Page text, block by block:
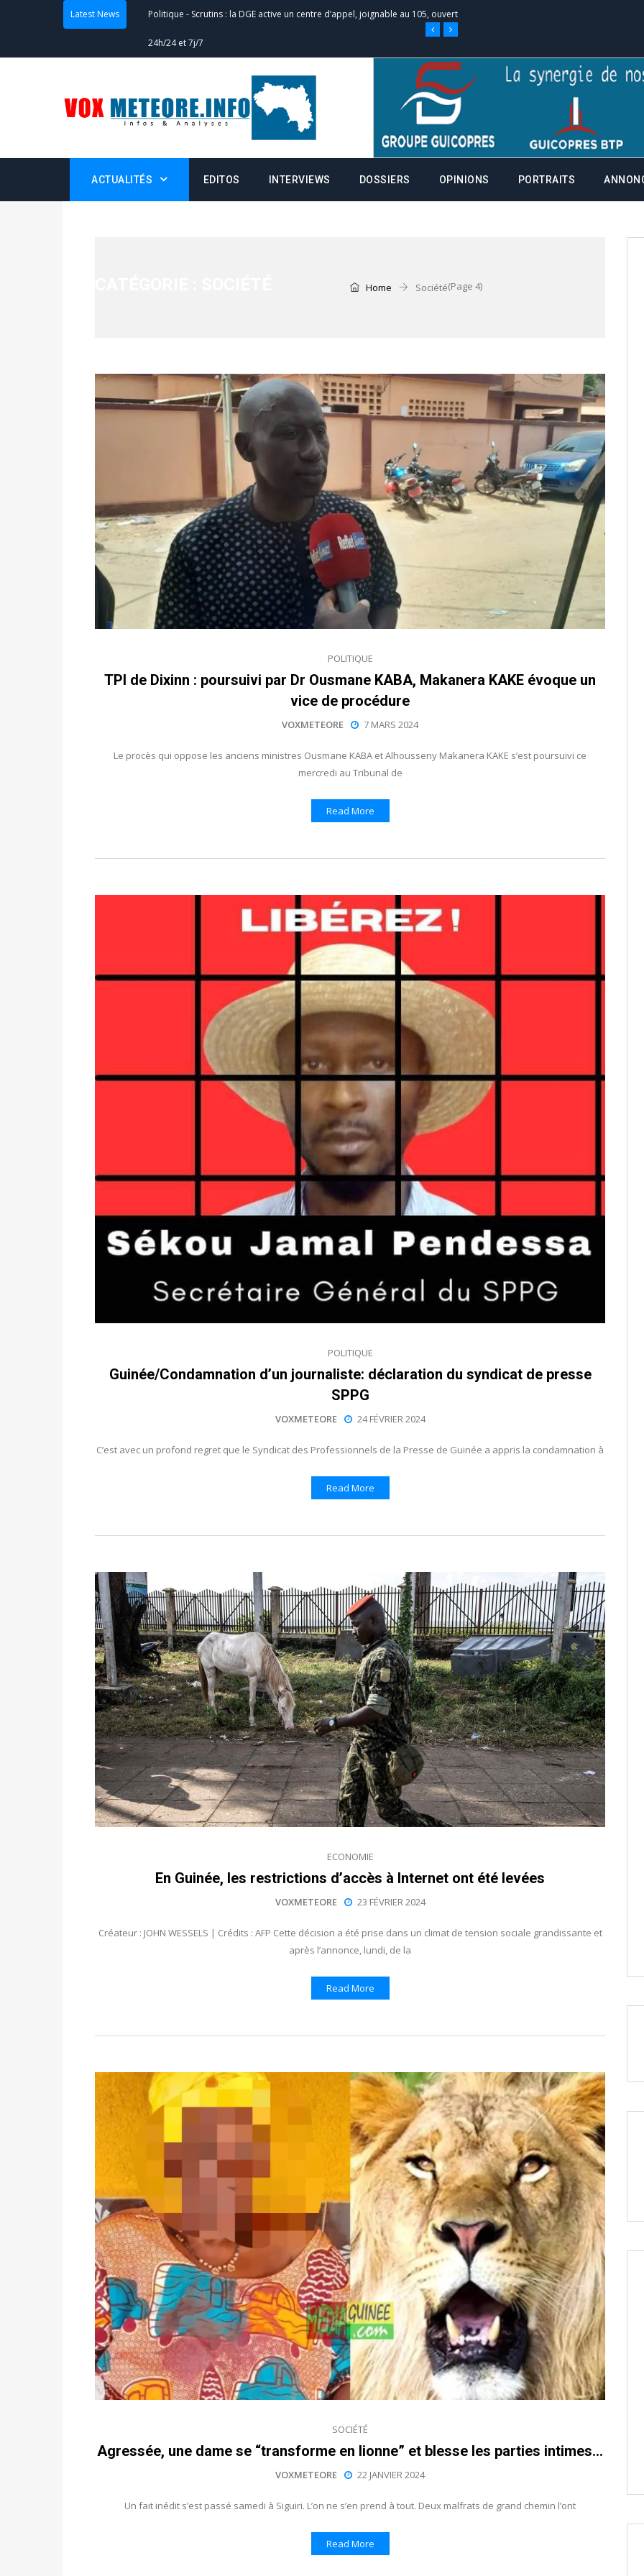
Latest News
Double scrutin du 31 mai : fin des campagnes ce jeudi 28 mai à
Actualités-Communiqué relatif à la délivrance de la fiche de procuration
Convocation des membres des Commissions Administratives de
Centralisation des Votes (CACV) à une prestation de serment et à une
Double scrutin du 31 mai : retrait des cartes d’électeurs possible
avant le 16 mai 2026 à 16h
Politique-Proclamation des résultats globaux provisoires et des
statistiques des législatives et communales : ce 4 juin à 18h
Suite de la publication des résultats partiels des élections de mai
ce 03 juin à 14h
Politique-Suite de la publication des résultats partiels des élections de mai
– mardi 02 juin à 17h
ACTUALITÉS EDITOS INTERVIEWS DOSSIERS OPINIONS PORTRAITS
Home Société(Page 4)
POLITIQUE
TPI de Dixinn : poursuivi par Dr Ousmane KABA, Makanera KAKE évoque un
vice de procédure
VOXMETEORE 7 MARS 2024
Le procès qui oppose les anciens ministres Ousmane KABA et Alhousseny Makanera KAKE s’est poursuivi ce
mercredi au Tribunal de
Read More
POLITIQUE
Guinée/Condamnation d’un journaliste: déclaration du syndicat de presse
SPPG
VOXMETEORE 24 FÉVRIER 2024
C’est avec un profond regret que le Syndicat des Professionnels de la Presse de Guinée a appris la condamnation à
Read More
ECONOMIE
En Guinée, les restrictions d’accès à Internet ont été levées
VOXMETEORE 23 FÉVRIER 2024
Créateur : JOHN WESSELS | Crédits : AFP Cette décision a été prise dans un climat de tension sociale grandissante et
après l’annonce, lundi, de la
Read More
SOCIÉTÉ
Agressée, une dame se “transforme en lionne” et blesse les parties intimes…
VOXMETEORE 22 JANVIER 2024
Un fait inédit s’est passé samedi à Siguiri. L’on ne s’en prend à tout. Deux malfrats de grand chemin l’ont
Read More